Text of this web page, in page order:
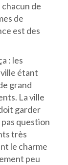
chacun de
de
est des
: les
étant
grand
La ville
garder
pas question
très
le charme
peu